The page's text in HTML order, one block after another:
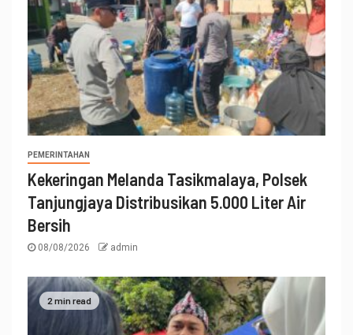
PEMERINTAHAN
Kekeringan Melanda Tasikmalaya, Polsek
Tanjungjaya Distribusikan 5.000 Liter Air
Bersih
08/08/2026 admin
2 min read